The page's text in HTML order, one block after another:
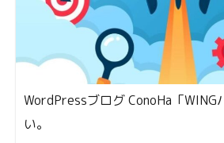
WordPressブログ ConoHa「WING
い。